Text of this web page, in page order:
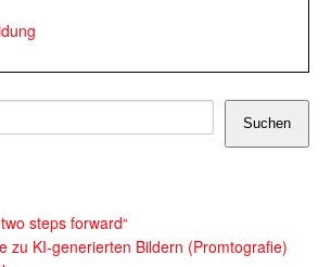
Suchen
steps forward“
zu KI-generierten Bildern (Promtografie)